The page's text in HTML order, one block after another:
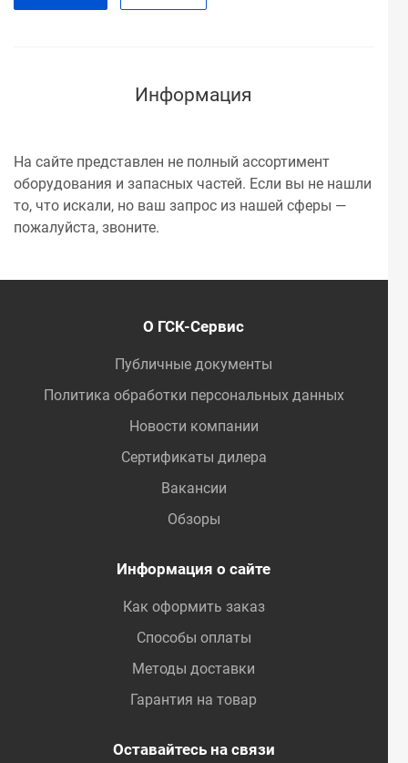
Информация
На сайте представлен не полный ассортимент
оборудования и запасных частей. Если вы не нашли
то, что искали, но ваш запрос из нашей сферы —
пожалуйста, звоните.
О ГСК-Сервис
Публичные документы
Политика обработки персональных данных
Новости компании
Сертификаты дилера
Вакансии
Обзоры
Информация о сайте
Как оформить заказ
Способы оплаты
Методы доставки
Гарантия на товар
Оставайтесь на связи